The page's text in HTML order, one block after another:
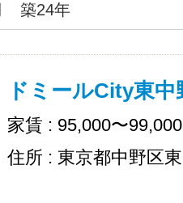
築24年
ドミールCity東
家賃 : 95,000〜
住所 : 東京都中野区